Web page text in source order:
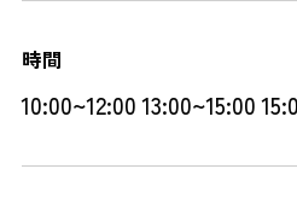
時間
10:00~12:00 13:00~15:00